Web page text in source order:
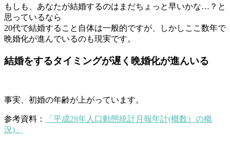
もしも、あなたが結婚するのはまだちょっと早いかな…？と
思っているなら
20代で結婚すること自体は一般的ですが、しかしここ数年で
晩婚化が進んでいるのも現実です。
結婚をするタイミングが遅く晩婚化が進んいる
事実、初婚の年齢が上がっています。
参考資料：
「平成28年人口動態統計月報年計(概数）の概
況)」